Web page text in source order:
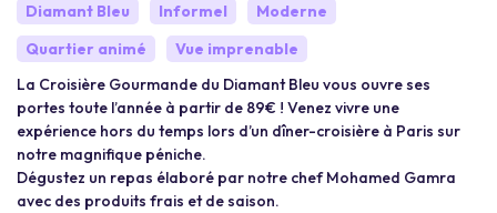
Diamant Bleu
Informel
Moderne
Quartier animé
Vue imprenable
La Croisière Gourmande du Diamant Bleu vous ouvre ses
portes toute l’année à partir de 89€ ! Venez vivre une
expérience hors du temps lors d’un dîner-croisière à Paris sur
notre magnifique péniche.
Dégustez un repas élaboré par notre chef Mohamed Gamra
avec des produits frais et de saison.